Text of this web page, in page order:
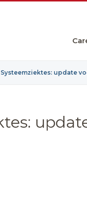
Systeemziektes: update